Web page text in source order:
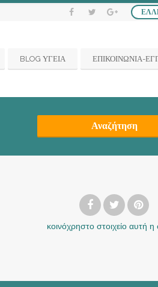
BLOG ΥΓΕΙΑ ΕΠΙΚΟΙΝΩΝΙΑ-
Αναζήτηση
κοινόχρηστο στοιχείο αυτή η